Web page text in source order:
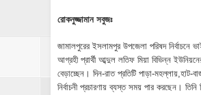
রোকনুজ্জামান সবুজঃ
জামালপুরের ইসলামপুর উপজেলা পরিষদ নির্বাচনে
আগ্রহী প্রার্থী আব্দুল লতিফ মিয়া বিভিন্ন
বেড়াচ্ছেন। দিন-রাত প্রতিটি পাড়া-মহল্লায়,হাট-
নির্বাচনী প্রচারণায় ব্যস্ত সময় পার করছেন। তিনি